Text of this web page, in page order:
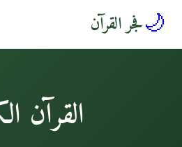
🌙فجر القرآن
القرآن